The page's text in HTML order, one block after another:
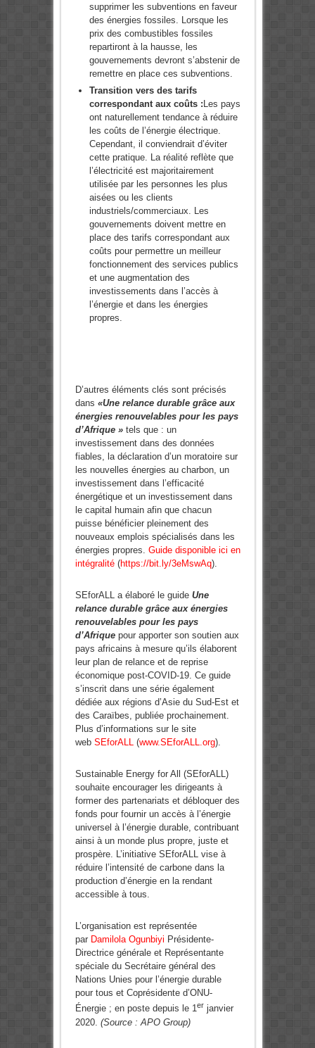
supprimer les subventions en faveur
des énergies fossiles. Lorsque les
prix des combustibles fossiles
repartiront à la hausse, les
gouvernements devront s’abstenir de
remettre en place ces subventions.
Transition vers des tarifs
correspondant aux coûts : Les pays
ont naturellement tendance à réduire
les coûts de l’énergie électrique.
Cependant, il conviendrait d’éviter
cette pratique. La réalité reflète que
l’électricité est majoritairement
utilisée par les personnes les plus
aisées ou les clients
industriels/commerciaux. Les
gouvernements doivent mettre en
place des tarifs correspondant aux
coûts pour permettre un meilleur
fonctionnement des services publics
et une augmentation des
investissements dans l’accès à
l’énergie et dans les énergies
propres.
D’autres éléments clés sont précisés
dans «Une relance durable grâce aux
énergies renouvelables pour les pays
d’Afrique » tels que : un
investissement dans des données
fiables, la déclaration d’un moratoire sur
les nouvelles énergies au charbon, un
investissement dans l’efficacité
énergétique et un investissement dans
le capital humain afin que chacun
puisse bénéficier pleinement des
nouveaux emplois spécialisés dans les
énergies propres. Guide disponible ici en
intégralité(https://bit.ly/3eMswAq).
SEforALL a élaboré le guide Une
relance durable grâce aux énergies
renouvelables pour les pays
d’Afriquepour apporter son soutien aux
pays africains à mesure qu’ils élaborent
leur plan de relance et de reprise
économique post-COVID-19. Ce guide
s’inscrit dans une série également
dédiée aux régions d’Asie du Sud-Est et
des Caraïbes, publiée prochainement.
Plus d’informations sur le site
webSEforALL(www.SEforALL.org).
Sustainable Energy for All (SEforALL)
souhaite encourager les dirigeants à
former des partenariats et débloquer des
fonds pour fournir un accès à l’énergie
universel à l’énergie durable, contribuant
ainsi à un monde plus propre, juste et
prospère. L’initiative SEforALL vise à
réduire l’intensité de carbone dans la
production d’énergie en la rendant
accessible à tous.
L’organisation est représentée
par Damilola Ogunbiyi Présidente-
Directrice générale et Représentante
spéciale du Secrétaire général des
Nations Unies pour l’énergie durable
pour tous et Coprésidente d’ONU-
Énergie ; en poste depuis le 1er janvier
2020. (Source : APO Group)